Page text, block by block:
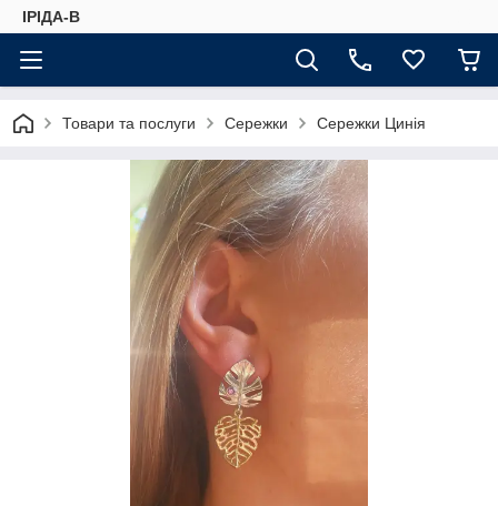
ІРІДА-В
Товари та послуги Сережки Сережки Цинія